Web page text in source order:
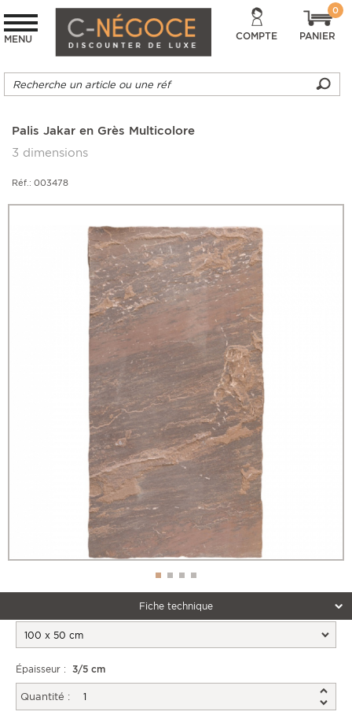
MENU COMPTE PANIER
0
Palis Jakar en Grès Multicolore
3 dimensions
Réf.: 003478
Fiche technique
Épaisseur : 3/5 cm
Quantité :